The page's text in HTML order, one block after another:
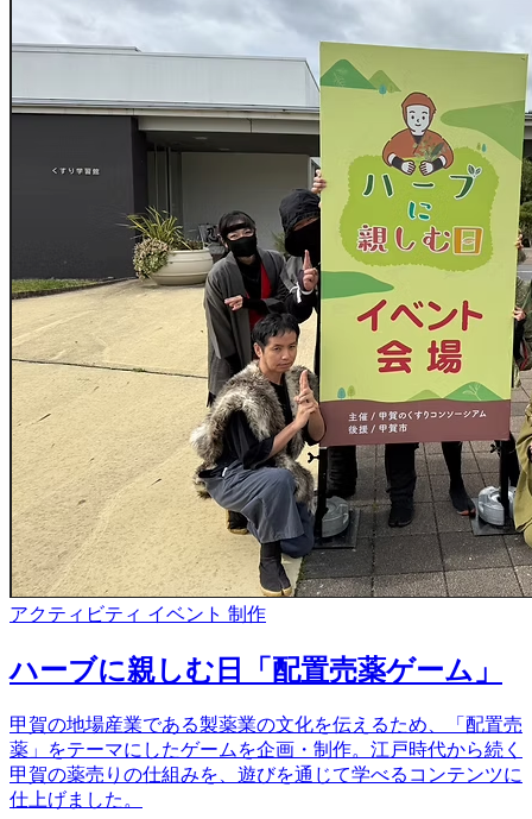
アクティビティ イベント 制作
ハーブに親しむ日「配置売薬ゲーム」
甲賀の地場産業である製薬業の文化を伝えるため、「配置売
薬」をテーマにしたゲームを企画・制作。江戸時代から続く
甲賀の薬売りの仕組みを、遊びを通じて学べるコンテンツに
仕上げました。